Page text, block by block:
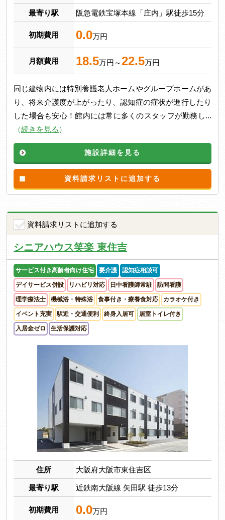
最寄り駅 阪急電鉄宝塚本線「庄内」駅徒歩15分
初期費用 0.0万円
月額費用 18.5万円～22.5万円
同じ建物内には特別養護老人ホームやグループホームがあ
り、将来介護度が上がったり、認知症の症状が進行したり
した場合も安心！館内には常に多くのスタッフが勤務し...
（続きを見る ）
施設詳細を見る
資料請求リストに追加する
資料請求リストに追加する
シニアハウス笑楽 東住吉
サービス付き高齢者向け住宅 要介護 認知症相談可
デイサービス併設 リハビリ対応 日中看護師常駐 訪問看護
理学療法士 機械浴・特殊浴 食事付き・療養食対応 カラオケ付き
イベント充実 駅近・交通便利 終身入居可 居室トイレ付き
入居金ゼロ 生活保護対応
住所 大阪府大阪市東住吉区
最寄り駅 近鉄南大阪線 矢田駅 徒歩13分
初期費用 0.0万円